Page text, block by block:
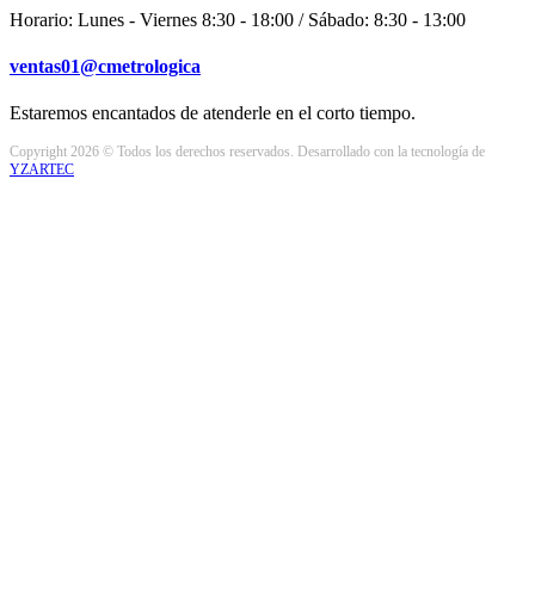
Horario: Lunes - Viernes 8:30 - 18:00 / Sábado: 8:30 - 13:00
ventas01@cmetrologica
Estaremos encantados de atenderle en el corto tiempo.
Copyright 2026 © Todos los derechos reservados. Desarrollado con la tecnología de
YZARTEC